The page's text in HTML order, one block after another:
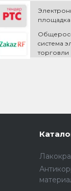
cистема
торговли